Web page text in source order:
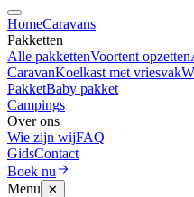
HomeCaravans
Pakketten
Alle pakkettenVoortent opzetten
CaravanKoelkast met vriesvak
PakketBaby pakket
Campings
Over ons
Wie zijn wijFAQ
GidsContact
Boek nu
Menu
✕